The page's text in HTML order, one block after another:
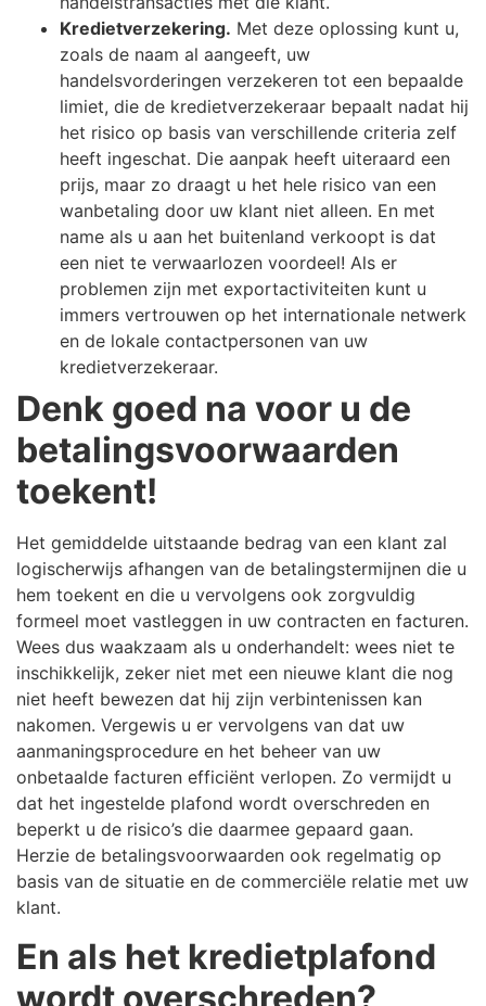
Kredietverzekering. Met deze oplossing kunt u,
zoals de naam al aangeeft, uw
handelsvorderingen verzekeren tot een bepaalde
limiet, die de kredietverzekeraar bepaalt nadat hij
het risico op basis van verschillende criteria zelf
heeft ingeschat. Die aanpak heeft uiteraard een
prijs, maar zo draagt u het hele risico van een
wanbetaling door uw klant niet alleen. En met
name als u aan het buitenland verkoopt is dat
een niet te verwaarlozen voordeel! Als er
problemen zijn met exportactiviteiten kunt u
immers vertrouwen op het internationale netwerk
en de lokale contactpersonen van uw
kredietverzekeraar.
Denk goed na voor u de
betalingsvoorwaarden
toekent!
Het gemiddelde uitstaande bedrag van een klant zal
logischerwijs afhangen van de betalingstermijnen die u
hem toekent en die u vervolgens ook zorgvuldig
formeel moet vastleggen in uw contracten en facturen.
Wees dus waakzaam als u onderhandelt: wees niet te
inschikkelijk, zeker niet met een nieuwe klant die nog
niet heeft bewezen dat hij zijn verbintenissen kan
nakomen. Vergewis u er vervolgens van dat uw
aanmaningsprocedure en het beheer van uw
onbetaalde facturen efficiënt verlopen. Zo vermijdt u
dat het ingestelde plafond wordt overschreden en
beperkt u de risico’s die daarmee gepaard gaan.
Herzie de betalingsvoorwaarden ook regelmatig op
basis van de situatie en de commerciële relatie met uw
klant.
En als het kredietplafond
wordt overschreden?